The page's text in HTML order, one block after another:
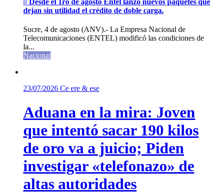
|| Desde el 1ro de agosto Entel lanzó nuevos paquetes que
dejan sin utilidad el crédito de doble carga.
Sucre, 4 de agosto (ANV).- La Empresa Nacional de
Telecomunicaciones (ENTEL) modificó las condiciones de
la...
Nacional
23/07/2026 Ce ere & ese
Aduana en la mira: Joven
que intentó sacar 190 kilos
de oro va a juicio; Piden
investigar «telefonazo» de
altas autoridades